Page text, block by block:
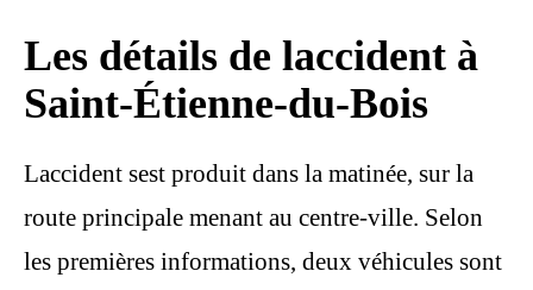
Les détails de laccident à
Saint-Étienne-du-Bois
Laccident sest produit dans la matinée, sur la
route principale menant au centre-ville. Selon
les premières informations, deux véhicules sont